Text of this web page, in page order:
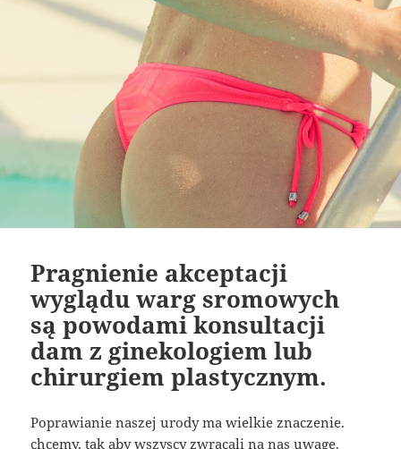
Pragnienie akceptacji
wyglądu warg sromowych
są powodami konsultacji
dam z ginekologiem lub
chirurgiem plastycznym.
Poprawianie naszej urody ma wielkie znaczenie.
chcemy, tak aby wszyscy zwracali na nas uwagę.